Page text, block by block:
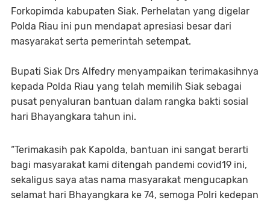
Forkopimda kabupaten Siak. Perhelatan yang digelar
Polda Riau ini pun mendapat apresiasi besar dari
masyarakat serta pemerintah setempat.
Bupati Siak Drs Alfedry menyampaikan terimakasihnya
kepada Polda Riau yang telah memilih Siak sebagai
pusat penyaluran bantuan dalam rangka bakti sosial
hari Bhayangkara tahun ini.
“Terimakasih pak Kapolda, bantuan ini sangat berarti
bagi masyarakat kami ditengah pandemi covid19 ini,
sekaligus saya atas nama masyarakat mengucapkan
selamat hari Bhayangkara ke 74, semoga Polri kedepan